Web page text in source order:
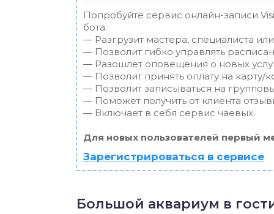
Попробуйте сервис онлайн-записи
бота:
— Разгрузит мастера, специалиста
— Позволит гибко управлять
— Разошлет оповещения о новых
— Позволит принять оплату на карту/
— Позволит записываться на
— Поможет получить от клиента
— Включает в себя сервис чаевых.
Для новых пользователей первый
Зарегистрироваться в сервисе
Большой аквариум в